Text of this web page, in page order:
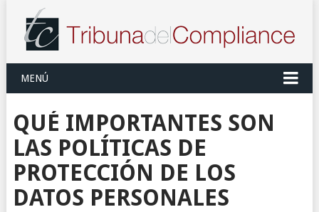
MENÚ
QUÉ IMPORTANTES SON
LAS POLÍTICAS DE
PROTECCIÓN DE LOS
DATOS PERSONALES